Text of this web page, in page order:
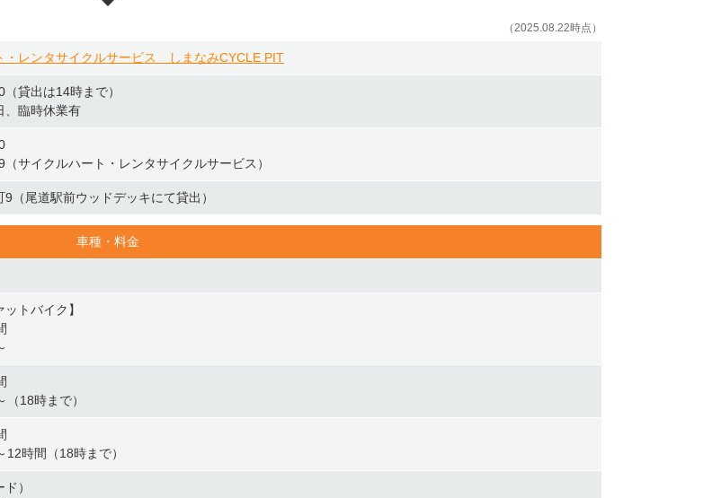
（2025.08.22時点）
・レンタサイクルサービス しまなみCYCLE PIT
貸出は14時まで）
、臨時休業有
サイクルハート・レンタサイクルサービス）
（尾道駅前ウッドデッキにて貸出）
車種・料金
ットバイク】
18時まで）
時間（18時まで）
）